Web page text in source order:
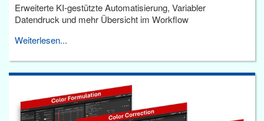
Erweiterte KI-gestützte Automatisierung, Variabler
Datendruck und mehr Übersicht im Workflow
Weiterlesen...